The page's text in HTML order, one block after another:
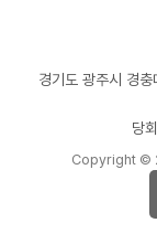
경기도 광주시 경
당
Copyright ©